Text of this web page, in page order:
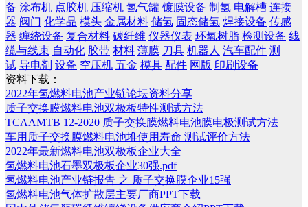
备 涂布机 点胶机 压缩机 氢气罐 镀膜设备 制氢 电解槽 连接
器 阀门 化学品 模头 金属材料 储氢 固态储氢 焊接设备 传感
器 缠绕设备 复合材料 碳纤维 仪器仪表 环氧树脂 检测设备 线
缆与线束 自动化 胶带 材料 薄膜 刀具 机器人 汽车配件 测
试 导电剂 设备 空压机 五金 模具 配件 网版 印刷设备
资料下载：
2022年氢燃料电池产业链论坛资料分享
质子交换膜燃料电池双极板特性测试方法
TCAAMTB 12-2020 质子交换膜燃料电池膜电极测试方法
车用质子交换膜燃料电池堆使用寿命 测试评价方法
2022年最新燃料电池双极板企业大全
氢燃料电池石墨双极板企业30强.pdf
氢燃料电池产业链报告 之 质子交换膜企业15强
氢燃料电池气体扩散层主要厂商PPT下载